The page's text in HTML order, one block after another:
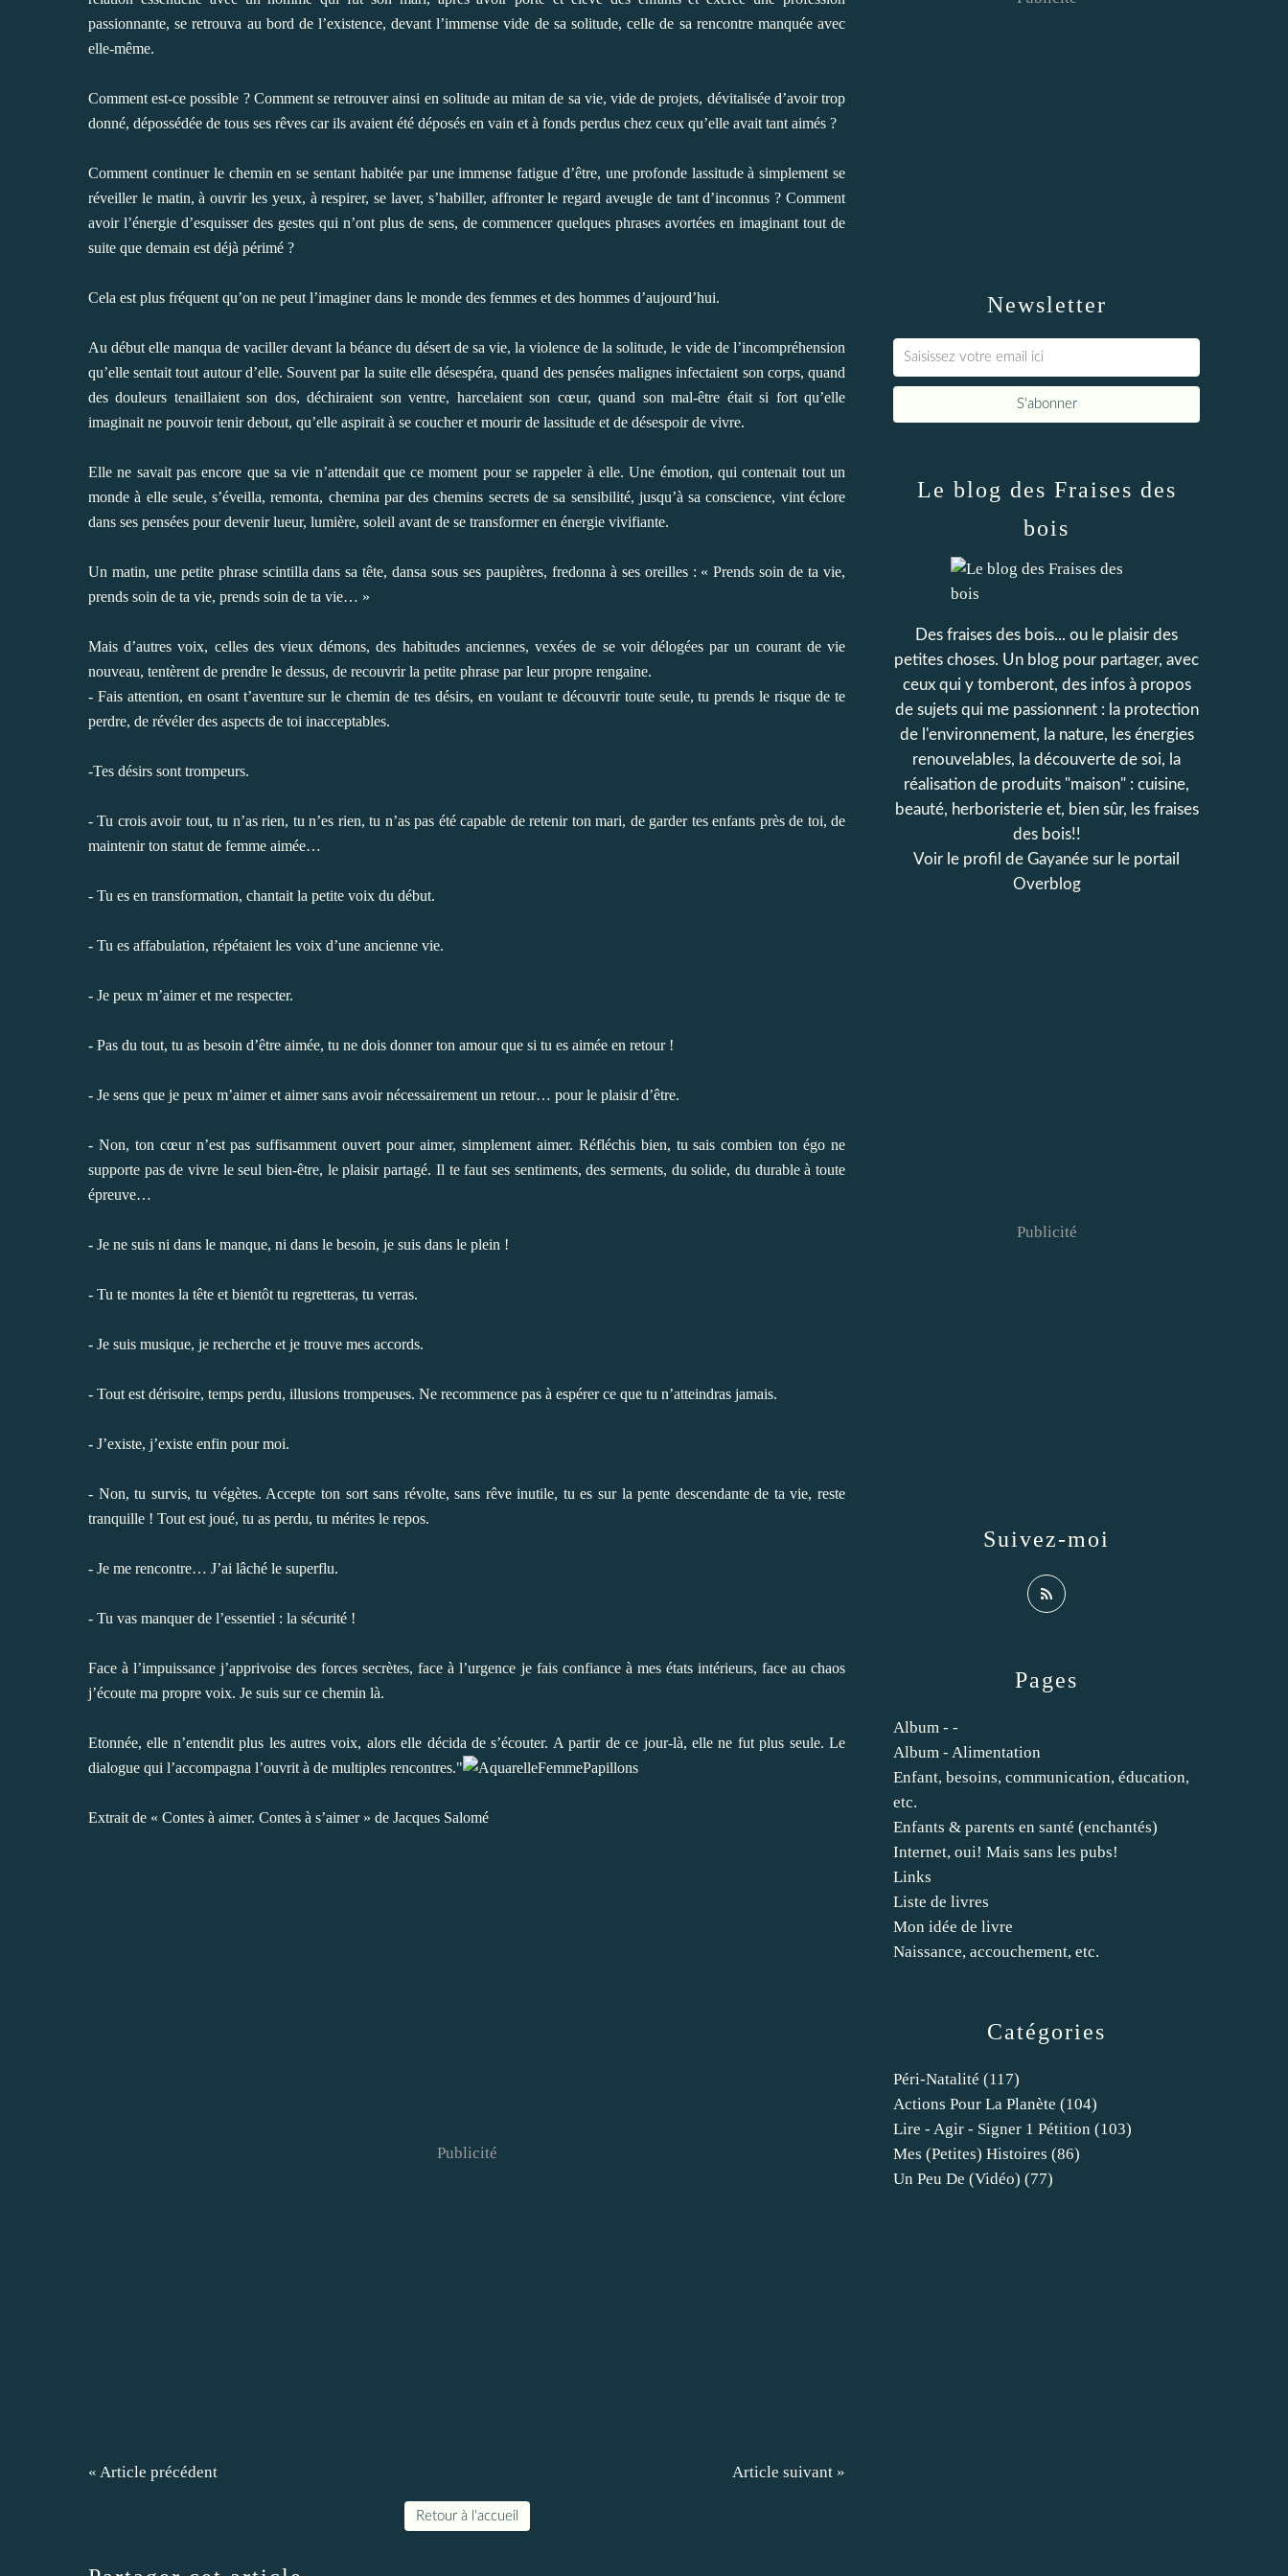
passionnante, se retrouva au bord de l’existence, devant l’immense vide de sa solitude, celle de sa rencontre manquée avec
elle-même.
Comment est-ce possible ? Comment se retrouver ainsi en solitude au mitan de sa vie, vide de projets, dévitalisée d’avoir trop
donné, dépossédée de tous ses rêves car ils avaient été déposés en vain et à fonds perdus chez ceux qu’elle avait tant aimés ?
Comment continuer le chemin en se sentant habitée par une immense fatigue d’être, une profonde lassitude à simplement se
réveiller le matin, à ouvrir les yeux, à respirer, se laver, s’habiller, affronter le regard aveugle de tant d’inconnus ? Comment
avoir l’énergie d’esquisser des gestes qui n’ont plus de sens, de commencer quelques phrases avortées en imaginant tout de
suite que demain est déjà périmé ?
Cela est plus fréquent qu’on ne peut l’imaginer dans le monde des femmes et des hommes d’aujourd’hui.
Au début elle manqua de vaciller devant la béance du désert de sa vie, la violence de la solitude, le vide de l’incompréhension
qu’elle sentait tout autour d’elle. Souvent par la suite elle désespéra, quand des pensées malignes infectaient son corps, quand
des douleurs tenaillaient son dos, déchiraient son ventre, harcelaient son cœur, quand son mal-être était si fort qu’elle
imaginait ne pouvoir tenir debout, qu’elle aspirait à se coucher et mourir de lassitude et de désespoir de vivre.
Elle ne savait pas encore que sa vie n’attendait que ce moment pour se rappeler à elle. Une émotion, qui contenait tout un
monde à elle seule, s’éveilla, remonta, chemina par des chemins secrets de sa sensibilité, jusqu’à sa conscience, vint éclore
dans ses pensées pour devenir lueur, lumière, soleil avant de se transformer en énergie vivifiante.
Un matin, une petite phrase scintilla dans sa tête, dansa sous ses paupières, fredonna à ses oreilles : « Prends soin de ta vie,
prends soin de ta vie, prends soin de ta vie… »
Mais d’autres voix, celles des vieux démons, des habitudes anciennes, vexées de se voir délogées par un courant de vie
nouveau, tentèrent de prendre le dessus, de recouvrir la petite phrase par leur propre rengaine.
- Fais attention, en osant t’aventure sur le chemin de tes désirs, en voulant te découvrir toute seule, tu prends le risque de te
perdre, de révéler des aspects de toi inacceptables.
-Tes désirs sont trompeurs.
- Tu crois avoir tout, tu n’as rien, tu n’es rien, tu n’as pas été capable de retenir ton mari, de garder tes enfants près de toi, de
maintenir ton statut de femme aimée…
- Tu es en transformation, chantait la petite voix du début.
- Tu es affabulation, répétaient les voix d’une ancienne vie.
- Je peux m’aimer et me respecter.
- Pas du tout, tu as besoin d’être aimée, tu ne dois donner ton amour que si tu es aimée en retour !
- Je sens que je peux m’aimer et aimer sans avoir nécessairement un retour… pour le plaisir d’être.
- Non, ton cœur n’est pas suffisamment ouvert pour aimer, simplement aimer. Réfléchis bien, tu sais combien ton égo ne
supporte pas de vivre le seul bien-être, le plaisir partagé. Il te faut ses sentiments, des serments, du solide, du durable à toute
épreuve…
- Je ne suis ni dans le manque, ni dans le besoin, je suis dans le plein !
- Tu te montes la tête et bientôt tu regretteras, tu verras.
- Je suis musique, je recherche et je trouve mes accords.
- Tout est dérisoire, temps perdu, illusions trompeuses. Ne recommence pas à espérer ce que tu n’atteindras jamais.
- J’existe, j’existe enfin pour moi.
- Non, tu survis, tu végètes. Accepte ton sort sans révolte, sans rêve inutile, tu es sur la pente descendante de ta vie, reste
tranquille ! Tout est joué, tu as perdu, tu mérites le repos.
- Je me rencontre… J’ai lâché le superflu.
- Tu vas manquer de l’essentiel : la sécurité !
Face à l’impuissance j’apprivoise des forces secrètes, face à l’urgence je fais confiance à mes états intérieurs, face au chaos
j’écoute ma propre voix. Je suis sur ce chemin là.
Etonnée, elle n’entendit plus les autres voix, alors elle décida de s’écouter. A partir de ce jour-là, elle ne fut plus seule. Le
dialogue qui l’accompagna l’ouvrit à de multiples rencontres."
Extrait de « Contes à aimer. Contes à s’aimer » de Jacques Salomé
Publicité
« Article précédent Article suivant »
Retour à l'accueil
Newsletter
Catégories
Péri-Natalité (117)
Actions Pour La Planète (104)
Lire - Agir - Signer 1 Pétition (103)
Mes (petites) Histoires (86)
Un Peu De (vidéo) (77)
Pages
Album - -
Album - Alimentation
Enfant, besoins, communication, éducation,
etc.
Enfants & parents en santé (enchantés)
Internet, oui! Mais sans les pubs!
Links
Liste de livres
Mon idée de livre
Naissance, accouchement, etc.
Le blog des Fraises des
bois
Des fraises des bois... ou le plaisir des
petites choses. Un blog pour partager, avec
ceux qui y tomberont, des infos à propos
de sujets qui me passionnent : la protection
de l'environnement, la nature, les énergies
renouvelables, la découverte de soi, la
réalisation de produits "maison" : cuisine,
beauté, herboristerie et, bien sûr, les fraises
des bois!!
Voir le profil de Gayanée sur le portail
Overblog
Suivez-moi
Publicité